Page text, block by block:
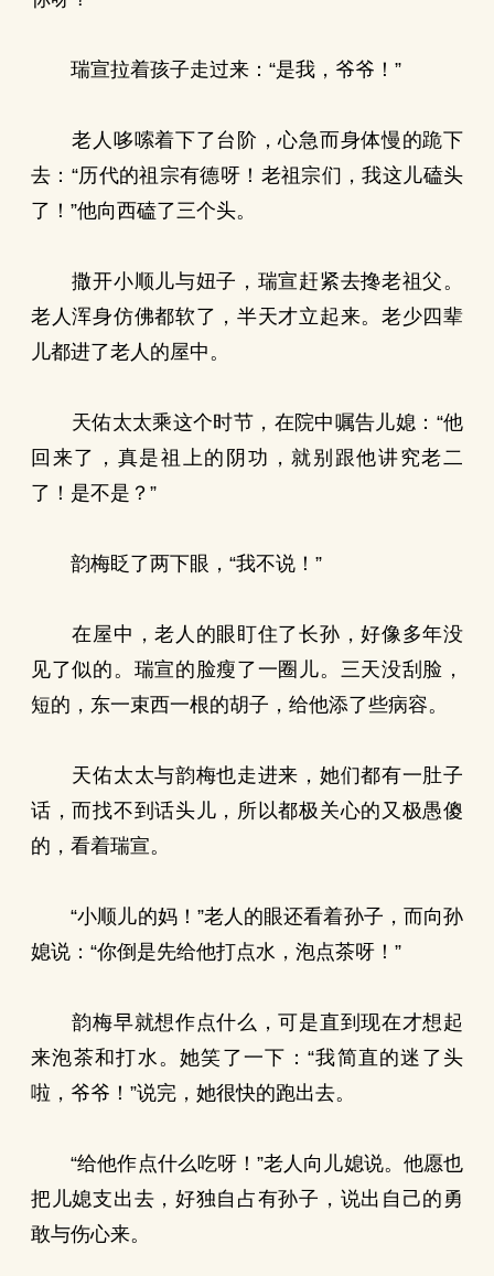
瑞宣拉着孩子走过来：“是我，爷爷！”
老人哆嗦着下了台阶，心急而身体慢的跪下
去：“历代的祖宗有德呀！老祖宗们，我这儿磕头
了！”他向西磕了三个头。
撒开小顺儿与妞子，瑞宣赶紧去搀老祖父。
老人浑身仿佛都软了，半天才立起来。老少四辈
儿都进了老人的屋中。
天佑太太乘这个时节，在院中嘱告儿媳：“他
回来了，真是祖上的阴功，就别跟他讲究老二
了！是不是？”
韵梅眨了两下眼，“我不说！”
在屋中，老人的眼盯住了长孙，好像多年没
见了似的。瑞宣的脸瘦了一圈儿。三天没刮脸，
短的，东一束西一根的胡子，给他添了些病容。
天佑太太与韵梅也走进来，她们都有一肚子
话，而找不到话头儿，所以都极关心的又极愚傻
的，看着瑞宣。
“小顺儿的妈！”老人的眼还看着孙子，而向孙
媳说：“你倒是先给他打点水，泡点茶呀！”
韵梅早就想作点什么，可是直到现在才想起
来泡茶和打水。她笑了一下：“我简直的迷了头
啦，爷爷！”说完，她很快的跑出去。
“给他作点什么吃呀！”老人向儿媳说。他愿也
把儿媳支出去，好独自占有孙子，说出自己的勇
敢与伤心来。